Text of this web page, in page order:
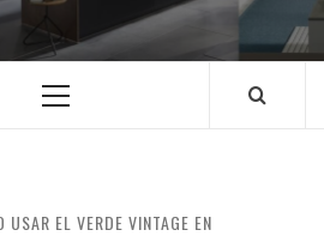
Menú
USAR EL VERDE VINTAGE EN